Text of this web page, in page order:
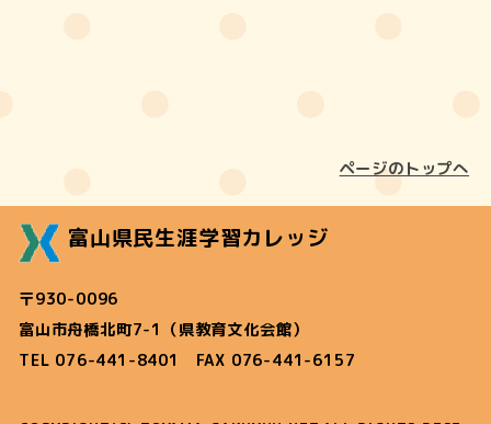
ページのトップへ
富山県民生涯学習カレッジ
〒930-0096
富山市舟橋北町7-1（県教育文化会館）
TEL 076-441-8401 FAX 076-441-6157